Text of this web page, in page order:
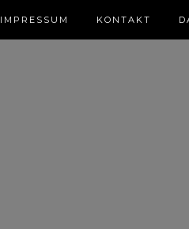
IMPRESSUM KONTAKT